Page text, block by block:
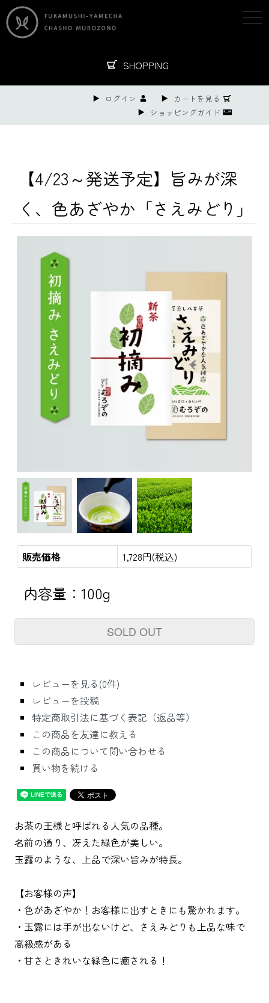
SHOPPING
ログイン
カートを見る
ショッピングガイド
【4/23～発送予定】旨みが深
く、色あざやか「さえみどり」
販売価格 1,728円(税込)
内容量：100g
SOLD OUT
レビューを見る(0件)
レビューを投稿
特定商取引法に基づく表記（返品等）
この商品を友達に教える
この商品について問い合わせる
買い物を続ける
お茶の王様と呼ばれる人気の品種。
名前の通り、冴えた緑色が美しい。
玉露のような、上品で深い旨みが特長。
【お客様の声】
・色があざやか！お客様に出すときにも驚かれます。
・玉露には手が出ないけど、さえみどりも上品な味で
高級感がある
・甘さときれいな緑色に癒される！